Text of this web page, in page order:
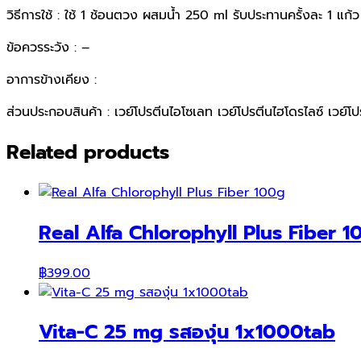
วิธีการใช้ : ใช้ 1 ช้อนตวง ผสมน้ำ 250 ml รับประทานครั้งละ 1 แก้ว
ข้อควรระวัง : –
อาการข้างเคียง :
ส่วนประกอบสินค้า : เวย์โปรตีนไอโซเลท เวย์โปรตีนไฮโดรไลซ์ เวย์
Related products
Real Alfa Chlorophyll Plus Fiber
฿399.00
Vita-C 25 mg รสองุ่น 1x1000tab